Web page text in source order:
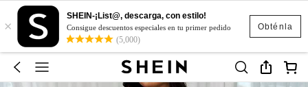
Obténla
×
SHEIN-¡List@, descarga, con estilo!
Consigue descuentos especiales en tu primer pedido
(5,000)